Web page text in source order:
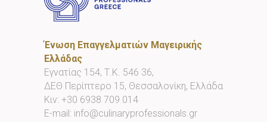
Ένωση Επαγγελματιών Μαγειρικής
Ελλάδας
Εγνατίας 154, Τ.Κ. 546 36,
ΔΕΘ Περίπτερο 15, Θεσσαλονίκη, Ελλάδα
Κιν: +30 6938 709 014
E-mail: info@culinaryprofessionals.gr